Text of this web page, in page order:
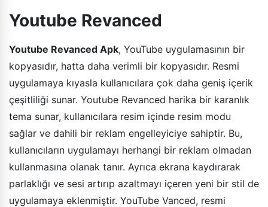
Youtube Revanced
Youtube Revanced Apk, YouTube uygulamasının bir
kopyasıdır, hatta daha verimli bir kopyasıdır. Resmi
uygulamaya kıyasla kullanıcılara çok daha geniş içerik
çeşitliliği sunar. Youtube Revanced harika bir karanlık
tema sunar, kullanıcılara resim içinde resim modu
sağlar ve dahili bir reklam engelleyiciye sahiptir. Bu,
kullanıcıların uygulamayı herhangi bir reklam olmadan
kullanmasına olanak tanır. Ayrıca ekrana kaydırarak
parlaklığı ve sesi artırıp azaltmayı içeren yeni bir stil de
uygulamaya eklenmiştir. YouTube Vanced, resmi